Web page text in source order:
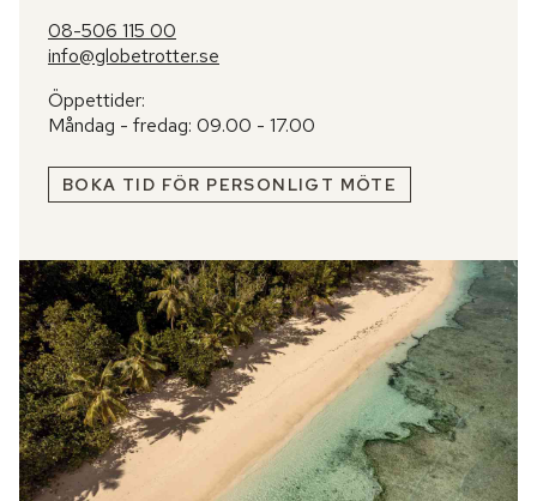
08-506 115 00
info@globetrotter.se
Öppettider:
Måndag - fredag: 09.00 - 17.00
BOKA TID FÖR PERSONLIGT MÖTE